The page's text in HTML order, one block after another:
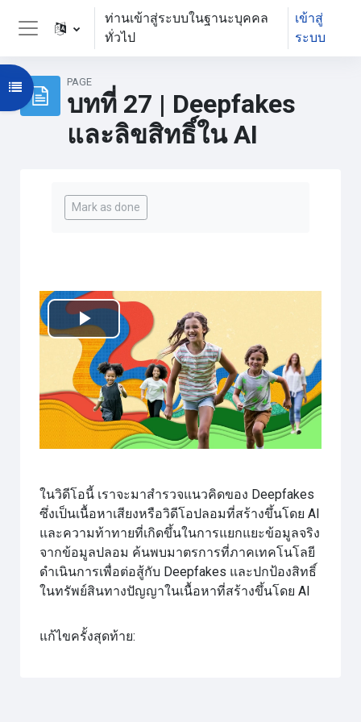
ข้ามไปที่เนื้อหาหลัก
Side panel
ท่านเข้าสู่ระบบในฐานะบุคคล
ทั่วไป
เข้าสู่
ระบบ
PAGE
บทที่ 27 | Deepfakes
และลิขสิทธิ์ใน AI
Open course index
Mark as done
เล่น
วิดีโอ
ในวิดีโอนี้ เราจะมาสำรวจแนวคิดของ Deepfakes
ซึ่งเป็นเนื้อหาเสียงหรือวิดีโอปลอมที่สร้างขึ้นโดย AI
และความท้าทายที่เกิดขึ้นในการแยกแยะข้อมูลจริง
จากข้อมูลปลอม ค้นพบมาตรการที่ภาคเทคโนโลยี
ดำเนินการเพื่อต่อสู้กับ Deepfakes และปกป้องสิทธิ์
ในทรัพย์สินทางปัญญาในเนื้อหาที่สร้างขึ้นโดย AI
แก้ไขครั้งสุดท้าย: